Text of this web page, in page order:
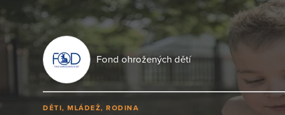
Fond ohrožených dětí
DĚTI, MLÁDEŽ, RODINA